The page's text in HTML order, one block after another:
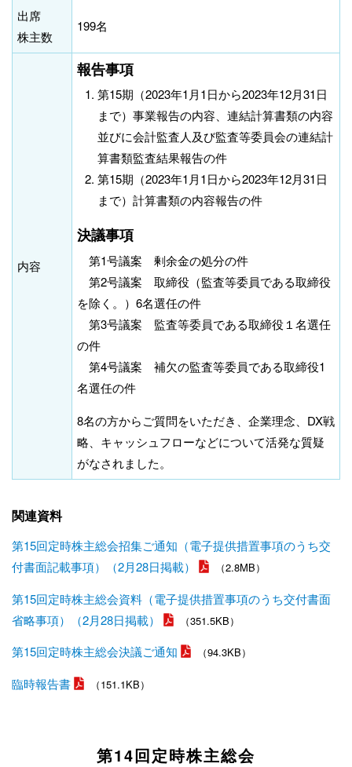
出席
株主数
199名
内容
報告事項
第15期（2023年1月1日から2023年12月31日
まで）事業報告の内容、連結計算書類の内容
並びに会計監査人及び監査等委員会の連結計
算書類監査結果報告の件
第15期（2023年1月1日から2023年12月31日
まで）計算書類の内容報告の件
決議事項
第1号議案 剰余金の処分の件
第2号議案 取締役（監査等委員である取締役
を除く。）6名選任の件
第3号議案 監査等委員である取締役１名選任
の件
第4号議案 補欠の監査等委員である取締役1
名選任の件
8名の方からご質問をいただき、企業理念、DX戦
略、キャッシュフローなどについて活発な質疑
がなされました。
関連資料
第15回定時株主総会招集ご通知（電子提供措置事項のうち交
付書面記載事項）（2月28日掲載）
（2.8MB）
第15回定時株主総会資料（電子提供措置事項のうち交付書面
省略事項）（2月28日掲載）
（351.5KB）
第15回定時株主総会決議ご通知 （94.3KB）
臨時報告書 （151.1KB）
第14回定時株主総会